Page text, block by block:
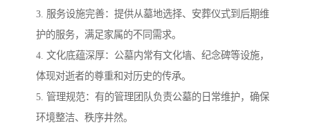
3. 服务设施完善：提供从墓地选择、安葬仪式到后期维
护的服务，满足家属的不同需求。
4. 文化底蕴深厚：公墓内常有文化墙、纪念碑等设施，
体现对逝者的尊重和对历史的传承。
5. 管理规范：有的管理团队负责公墓的日常维护，确保
环境整洁、秩序井然。